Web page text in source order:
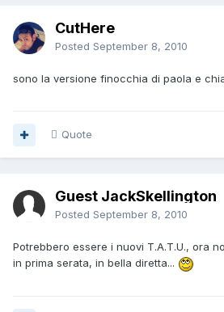
CutHere
Posted September 8, 2010
sono la versione finocchia di paola e
Quote
Guest JackSkellington
Posted September 8, 2010
Potrebbero essere i nuovi T.A.T.U., ora
in prima serata, in bella diretta...